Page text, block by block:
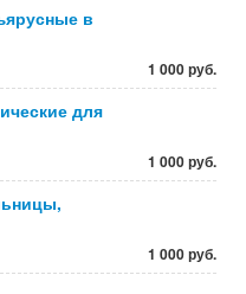
в
1 000 руб.
для
1 000 руб.
1 000 руб.